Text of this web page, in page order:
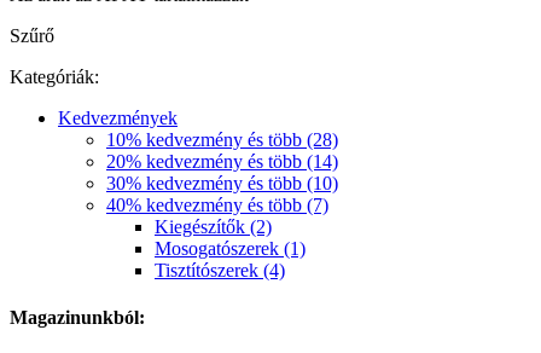
Szűrő
Kategóriák:
Kedvezmények
10% kedvezmény és több (28)
20% kedvezmény és több (14)
30% kedvezmény és több (10)
40% kedvezmény és több (7)
Kiegészítők (2)
Mosogatószerek (1)
Tisztítószerek (4)
Magazinunkból: